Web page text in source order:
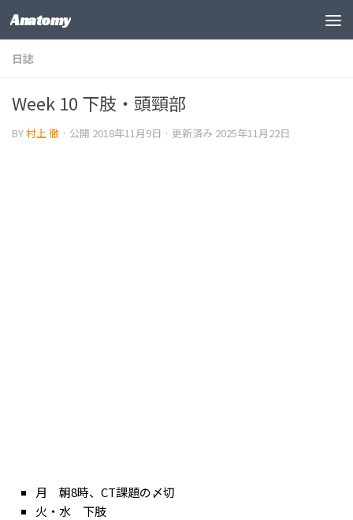
コンテンツの下
Anatomy
日誌
Week 10 下肢・頭頸部
BY村上 徹 · 公開 2018年11月9日 · 更新済み 2025年11月22日
月 朝8時、CT課題の〆切
火・水 下肢